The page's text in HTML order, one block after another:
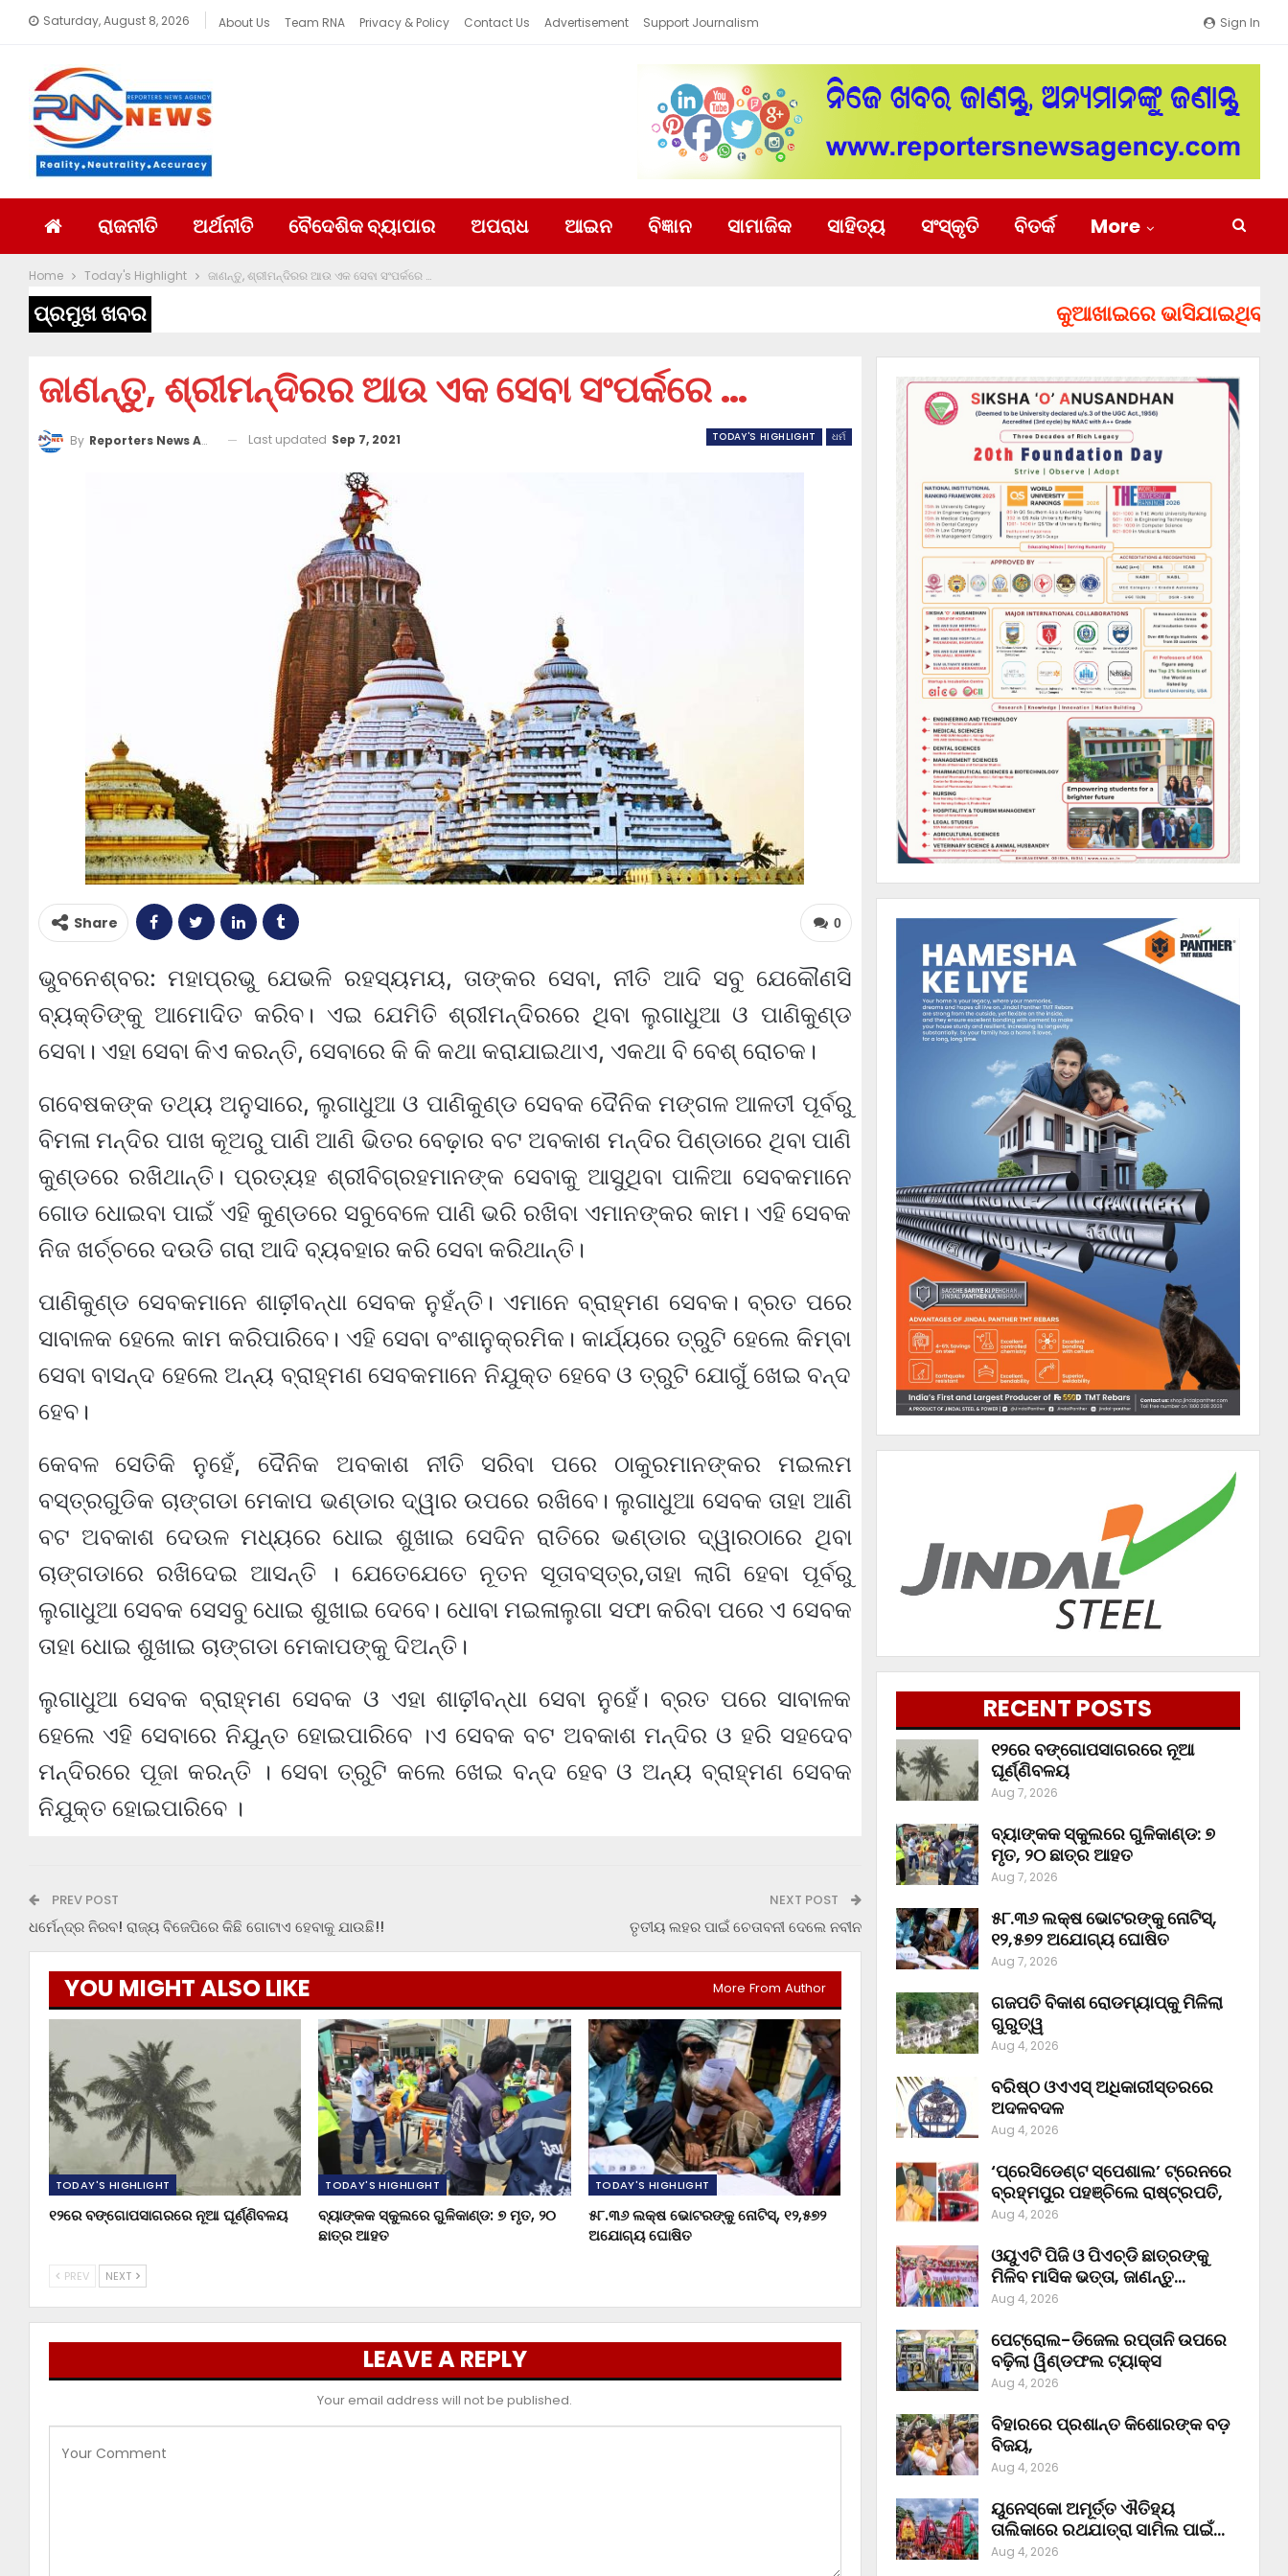
Sign In
Saturday, August 8, 2026 About Us Team RNA Privacy & Policy Contact Us Advertisement Support Journalism
ରାଜନୀତି ଅର୍ଥନୀତି ବୈଦେଶିକ ବ୍ୟାପାର ଅପରାଧ ଆଇନ ବିଜ୍ଞାନ ସାମାଜିକ ସାହିତ୍ୟ ସଂସ୍କୃତି ବିତର୍କ More
Home Today's Highlight ଜାଣନ୍ତୁ, ଶ୍ରୀମନ୍ଦିରର ଆଉ ଏକ ସେବା ସଂପର୍କରେ …
ପ୍ରମୁଖ ଖବର କୁଆଖାଇରେ ଭାସିଯାଇଥିବା ୨
ଜାଣନ୍ତୁ, ଶ୍ରୀମନ୍ଦିରର ଆଉ ଏକ ସେବା ସଂପର୍କରେ …
TODAY'S HIGHLIGHT ଧର୍ମ
By Reporters News Agency Last updated Sep 7, 2021
0
Share
ଭୁବନେଶ୍ବର: ମହାପ୍ରଭୁ ଯେଭଳି ରହସ୍ୟମୟ, ତାଙ୍କର ସେବା, ନୀତି ଆଦି ସବୁ ଯେକୌଣସି
ବ୍ୟକ୍ତିଙ୍କୁ ଆମୋଦିତ କରିବ। ଏଇ ଯେମିତି ଶ୍ରୀମନ୍ଦିରରେ ଥିବା ଲୁଗାଧୁଆ ଓ ପାଣିକୁଣ୍ଡ
ସେବା। ଏହା ସେବା କିଏ କରନ୍ତି, ସେବାରେ କି କି କଥା କରାଯାଇଥାଏ, ଏକଥା ବି ବେଶ୍ ରୋଚକ।
ଗବେଷକଙ୍କ ତଥ୍ୟ ଅନୁସାରେ, ଲୁଗାଧୁଆ ଓ ପାଣିକୁଣ୍ଡ ସେବକ ଦୈନିକ ମଙ୍ଗଳ ଆଳତୀ ପୂର୍ବରୁ
ବିମଳା ମନ୍ଦିର ପାଖ କୂଅରୁ ପାଣି ଆଣି ଭିତର ବେଢ଼ାର ବଟ ଅବକାଶ ମନ୍ଦିର ପିଣ୍ଡାରେ ଥିବା ପାଣି
କୁଣ୍ଡରେ ରଖିଥାନ୍ତି। ପ୍ରତ୍ୟହ ଶ୍ରୀବିଗ୍ରହମାନଙ୍କ ସେବାକୁ ଆସୁଥିବା ପାଳିଆ ସେବକମାନେ
ଗୋଡ ଧୋଇବା ପାଇଁ ଏହି କୁଣ୍ଡରେ ସବୁବେଳେ ପାଣି ଭରି ରଖିବା ଏମାନଙ୍କର କାମ। ଏହି ସେବକ
ନିଜ ଖର୍ଚ୍ଚରେ ଦଉଡି ଗରା ଆଦି ବ୍ୟବହାର କରି ସେବା କରିଥାନ୍ତି।
ପାଣିକୁଣ୍ଡ ସେବକମାନେ ଶାଢ଼ୀବନ୍ଧା ସେବକ ନୁହଁନ୍ତି। ଏମାନେ ବ୍ରାହ୍ମଣ ସେବକ। ବ୍ରତ ପରେ
ସାବାଳକ ହେଲେ କାମ କରିପାରିବେ। ଏହି ସେବା ବଂଶାନୁକ୍ରମିକ। କାର୍ଯ୍ୟରେ ତ୍ରୁଟି ହେଲେ କିମ୍ବା
ସେବା ବାସନ୍ଦ ହେଲେ ଅନ୍ୟ ବ୍ରାହ୍ମଣ ସେବକମାନେ ନିଯୁକ୍ତ ହେବେ ଓ ତ୍ରୁଟି ଯୋଗୁଁ ଖେଇ ବନ୍ଦ
ହେବ।
କେବଳ ସେତିକି ନୁହେଁ, ଦୈନିକ ଅବକାଶ ନୀତି ସରିବା ପରେ ଠାକୁରମାନଙ୍କର ମଇଲମ
ବସ୍ତ୍ରଗୁଡିକ ଚାଙ୍ଗଡା ମେକାପ ଭଣ୍ଡାର ଦ୍ୱାର ଉପରେ ରଖିବେ। ଲୁଗାଧୁଆ ସେବକ ତାହା ଆଣି
ବଟ ଅବକାଶ ଦେଉଳ ମଧ୍ୟରେ ଧୋଇ ଶୁଖାଇ ସେଦିନ ରାତିରେ ଭଣ୍ଡାର ଦ୍ୱାରଠାରେ ଥିବା
ଚାଙ୍ଗଡାରେ ରଖିଦେଇ ଆସନ୍ତି । ଯେତେଯେତେ ନୂତନ ସୂତାବସ୍ତ୍ର,ତାହା ଲାଗି ହେବା ପୂର୍ବରୁ
ଲୁଗାଧୁଆ ସେବକ ସେସବୁ ଧୋଇ ଶୁଖାଇ ଦେବେ। ଧୋବା ମଇଳାଲୁଗା ସଫା କରିବା ପରେ ଏ ସେବକ
ତାହା ଧୋଇ ଶୁଖାଇ ଚାଙ୍ଗଡା ମେକାପଙ୍କୁ ଦିଅନ୍ତି।
ଲୁଗାଧୁଆ ସେବକ ବ୍ରାହ୍ମଣ ସେବକ ଓ ଏହା ଶାଢ଼ୀବନ୍ଧା ସେବା ନୁହେଁ। ବ୍ରତ ପରେ ସାବାଳକ
ହେଲେ ଏହି ସେବାରେ ନିଯୁନ୍ତ ହୋଇପାରିବେ ।ଏ ସେବକ ବଟ ଅବକାଶ ମନ୍ଦିର ଓ ହରି ସହଦେବ
ମନ୍ଦିରରେ ପୂଜା କରନ୍ତି । ସେବା ତ୍ରୁଟି କଲେ ଖେଇ ବନ୍ଦ ହେବ ଓ ଅନ୍ୟ ବ୍ରାହ୍ମଣ ସେବକ
ନିଯୁକ୍ତ ହୋଇପାରିବେ ।
PREV POST
ଧର୍ମେନ୍ଦ୍ର ନିରବ! ରାଜ୍ୟ ବିଜେପିରେ କିଛି ଗୋଟାଏ ହେବାକୁ ଯାଉଛି!!
NEXT POST
ତୃତୀୟ ଲହର ପାଇଁ ଚେତାବନୀ ଦେଲେ ନବୀନ
YOU MIGHT ALSO LIKE More From Author
TODAY'S HIGHLIGHT
୧୨ରେ ବଙ୍ଗୋପସାଗରରେ ନୂଆ ଘୂର୍ଣ୍ଣିବଳୟ
TODAY'S HIGHLIGHT
ବ୍ୟାଙ୍କକ ସ୍କୁଲରେ ଗୁଳିକାଣ୍ଡ: ୭ ମୃତ, ୨୦
ଛାତ୍ର ଆହତ
TODAY'S HIGHLIGHT
୫୮.୩୬ ଲକ୍ଷ ଭୋଟରଙ୍କୁ ନୋଟିସ୍‌, ୧୨,୫୭୨
ଅଯୋଗ୍ୟ ଘୋଷିତ
PREV NEXT
LEAVE A REPLY
Your email address will not be published.
RECENT POSTS
୧୨ରେ ବଙ୍ଗୋପସାଗରରେ ନୂଆ
ଘୂର୍ଣ୍ଣିବଳୟ
Aug 7, 2026
ବ୍ୟାଙ୍କକ ସ୍କୁଲରେ ଗୁଳିକାଣ୍ଡ: ୭
ମୃତ, ୨୦ ଛାତ୍ର ଆହତ
Aug 7, 2026
୫୮.୩୬ ଲକ୍ଷ ଭୋଟରଙ୍କୁ ନୋଟିସ୍‌,
୧୨,୫୭୨ ଅଯୋଗ୍ୟ ଘୋଷିତ
Aug 7, 2026
ଗଜପତି ବିକାଶ ରୋଡମ୍ୟାପ୍‌କୁ ମିଳିଲା
ଗୁରୁତ୍ୱ
Aug 4, 2026
ବରିଷ୍ଠ ଓଏଏସ୍‌ ଅଧିକାରୀସ୍ତରରେ
ଅଦଳବଦଳ
Aug 4, 2026
‘ପ୍ରେସିଡେଣ୍ଟ ସ୍ପେଶାଲ’ ଟ୍ରେନରେ
ବ୍ରହ୍ମପୁର ପହଞ୍ଚିଲେ ରାଷ୍ଟ୍ରପତି,
Aug 4, 2026
ଓୟୁଏଟି ପିଜି ଓ ପିଏଚ୍‌ଡି ଛାତ୍ରଙ୍କୁ
ମିଳିବ ମାସିକ ଭତ୍ତା, ଜାଣନ୍ତୁ…
Aug 4, 2026
ପେଟ୍ରୋଲ-ଡିଜେଲ ରପ୍ତାନି ଉପରେ
ବଢ଼ିଲା ୱିଣ୍ଡଫଲ ଟ୍ୟାକ୍ସ
Aug 4, 2026
ବିହାରରେ ପ୍ରଶାନ୍ତ କିଶୋରଙ୍କ ବଡ଼
ବିଜୟ,
Aug 4, 2026
ୟୁନେସ୍କୋ ଅମୂର୍ତ୍ତ ଐତିହ୍ୟ
ତାଲିକାରେ ରଥଯାତ୍ରା ସାମିଲ ପାଇଁ…
Aug 4, 2026